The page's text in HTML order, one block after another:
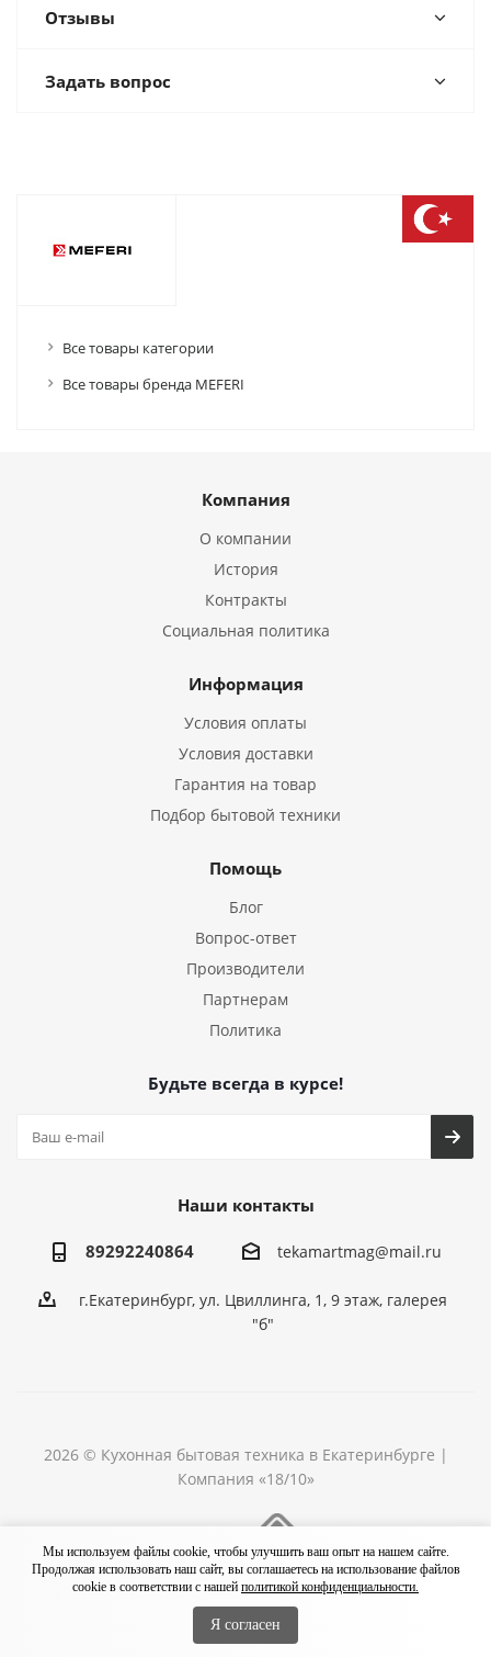
Отзывы
Задать вопрос
Все товары категории
Все товары бренда MEFERI
Компания
О компании
История
Контракты
Социальная политика
Информация
Условия оплаты
Условия доставки
Гарантия на товар
Подбор бытовой техники
Помощь
Блог
Вопрос-ответ
Производители
Партнерам
Политика
Будьте всегда в курсе!
Наши контакты
89292240864 tekamartmag@mail.ru
г.Екатеринбург, ул. Цвиллинга, 1, 9 этаж, галерея
"б"
2026 © Кухонная бытовая техника в Екатеринбурге |
Компания «18/10»
Мы используем файлы cookie, чтобы улучшить ваш опыт на нашем сайте.
Продолжая использовать наш сайт, вы соглашаетесь на использование файлов
cookie в соответствии с нашей политикой конфиденциальности.
Я согласен